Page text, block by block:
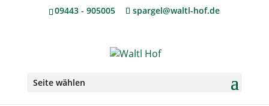
09443 - 905005 spargel@waltl-hof.de
Seite wählen